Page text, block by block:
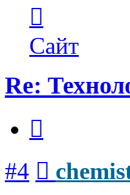
пользователя
chemist-
54
Сайт
Re:
#4